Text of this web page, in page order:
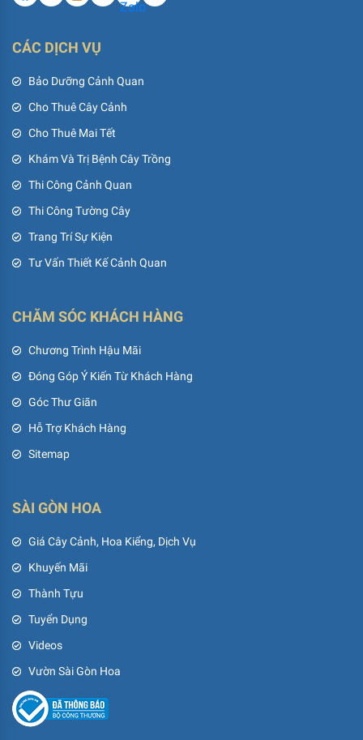
CÁC DỊCH VỤ
Bảo Dưỡng Cảnh Quan
Cho Thuê Cây Cảnh
Cho Thuê Mai Tết
Khám Và Trị Bệnh Cây Trồng
Thi Công Cảnh Quan
Thi Công Tường Cây
Trang Trí Sự Kiện
Tư Vấn Thiết Kế Cảnh Quan
CHĂM SÓC KHÁCH HÀNG
Chương Trình Hậu Mãi
Đóng Góp Ý Kiến Từ Khách Hàng
Góc Thư Giãn
Hỗ Trợ Khách Hàng
Sitemap
SÀI GÒN HOA
Giá Cây Cảnh, Hoa Kiểng, Dịch Vụ
Khuyến Mãi
Thành Tựu
Tuyển Dụng
Videos
Vườn Sài Gòn Hoa